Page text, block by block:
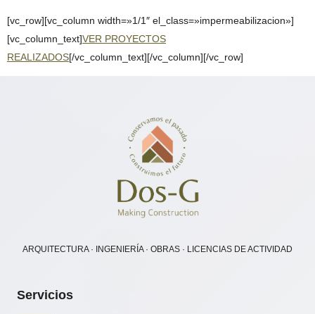
[vc_row][vc_column width=»1/1″ el_class=»impermeabilizacion»]
[vc_column_text]VER PROYECTOS
REALIZADOS[/vc_column_text][/vc_column][/vc_row]
ARQUITECTURA · INGENIERÍA · OBRAS · LICENCIAS DE ACTIVIDAD
Servicios